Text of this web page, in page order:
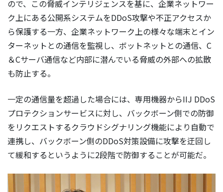
ので、この脅威インテリジェンスを基に、企業ネットワー
ク上にある公開系システムをDDoS攻撃や不正アクセスか
ら保護する一方、企業ネットワーク上の様々な端末とイン
ターネットとの通信を監視し、ボットネットとの通信、C
＆Cサーバ通信など内部に潜んでいる脅威の外部への拡散
も防止する。
一定の通信量を超過した場合には、専用機器からIIJ DDoS
プロテクションサービスに対し、バックボーン側での防御
をリクエストするクラウドシグナリング機能により自動で
連携し、バックボーン側のDDoS対策設備に攻撃を迂回し
て緩和するというように2段階で防御することが可能だ。